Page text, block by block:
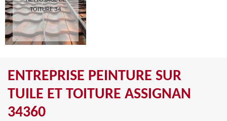
TOITURE 34
ENTREPRISE PEINTURE SUR
TUILE ET TOITURE ASSIGNAN
34360